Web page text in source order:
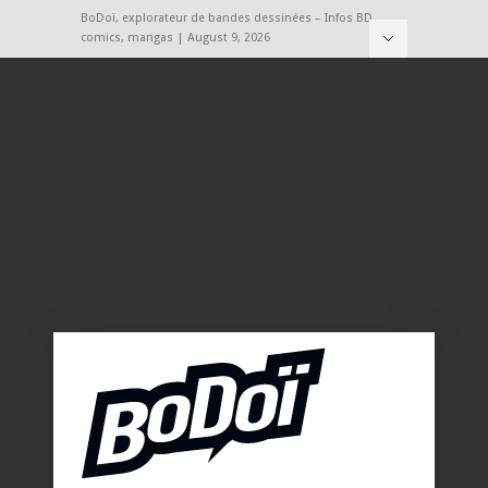
BoDoï, explorateur de bandes dessinées – Infos BD,
comics, mangas | August 9, 2026